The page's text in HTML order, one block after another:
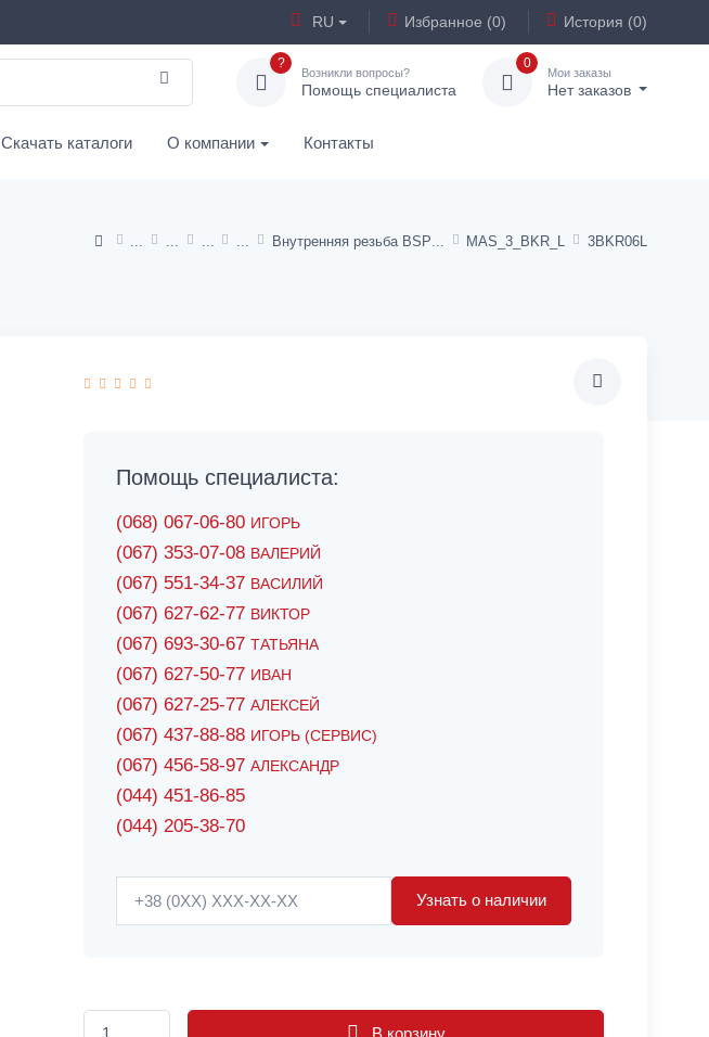
RU Избранное (0) История (0)
?
Возникли вопросы?
Помощь специалиста
0
Мои заказы
Нет заказов
Скачать каталоги О компании Контакты
Внутренняя резьба BSP MAS_3_BKR_L 3BKR06L
Помощь специалиста:
(068) 067-06-80 ИГОРЬ
(067) 353-07-08 ВАЛЕРИЙ
(067) 551-34-37 ВАСИЛИЙ
(067) 627-62-77 ВИКТОР
(067) 693-30-67 ТАТЬЯНА
(067) 627-50-77 ИВАН
(067) 627-25-77 АЛЕКСЕЙ
(067) 437-88-88 ИГОРЬ (СЕРВИС)
(067) 456-58-97 АЛЕКСАНДР
(044) 451-86-85
(044) 205-38-70
Узнать о наличии
В корзину